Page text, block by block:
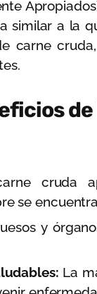
similar a la
carne
de
cruda
se
y
La